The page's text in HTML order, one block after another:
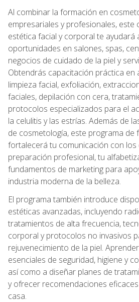
Al combinar la formación en
empresariales y profesionales, este
estética facial y corporal te ayudará
oportunidades en salones, spas,
negocios de cuidado de la piel y
Obtendrás capacitación práctica en
limpieza facial, exfoliación,
faciales, depilación con cera,
protocolos especializados para el
la celulitis y las estrías. Además de
de cosmetología, este programa de
fortalecerá tu comunicación con los
preparación profesional, tu
fundamentos de marketing para
industria moderna de la belleza.
El programa también introduce
estéticas avanzadas, incluyendo
tratamientos de alta frecuencia,
corporal y protocolos no invasivos
rejuvenecimiento de la piel.
esenciales de seguridad, higiene y
así como a diseñar planes de
y ofrecer recomendaciones
casa.